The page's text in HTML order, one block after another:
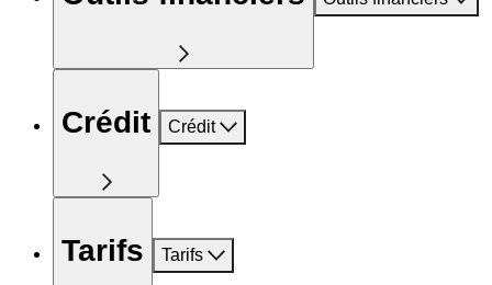
Crédit Crédit
Tarifs Tarifs